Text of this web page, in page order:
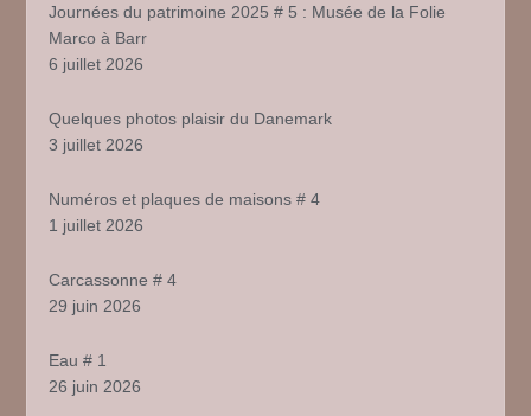
Journées du patrimoine 2025 # 5 : Musée de la Folie
Marco à Barr
6 juillet 2026
Quelques photos plaisir du Danemark
3 juillet 2026
Numéros et plaques de maisons # 4
1 juillet 2026
Carcassonne # 4
29 juin 2026
Eau # 1
26 juin 2026